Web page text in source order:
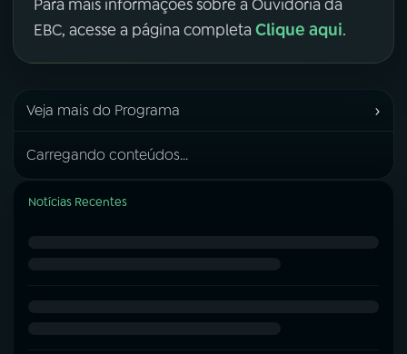
Para mais informações sobre a Ouvidoria da
EBC, acesse a página completa Clique aqui.
Veja mais do Programa ›
Carregando conteúdos...
Notícias Recentes